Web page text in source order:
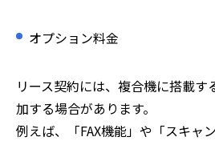
オプション料金
リース契約には、複合機に搭載す
加する場合があります。
例えば、「FAX機能」や「スキャ